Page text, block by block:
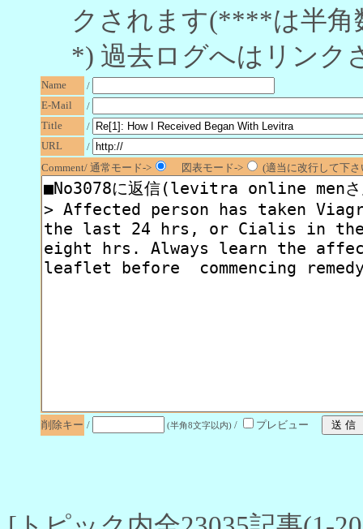
クされます(****は半角
*) 過去ログへはリンク
Name
/
E-Mail
/
Title
/
URL
/
Comment/ 通常モード->
図表モード-> (適当に改行して下
削除キー / (半角8文字以内) / プレビュー